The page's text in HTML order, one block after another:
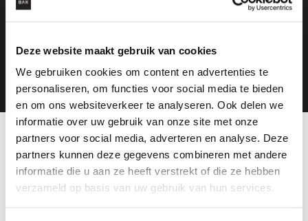
Deze website maakt gebruik van cookies
We gebruiken cookies om content en advertenties te
personaliseren, om functies voor social media te bieden
en om ons websiteverkeer te analyseren. Ook delen we
informatie over uw gebruik van onze site met onze
partners voor social media, adverteren en analyse. Deze
partners kunnen deze gegevens combineren met andere
informatie die u aan ze heeft verstrekt of die ze hebben
verzameld op basis van uw gebruik van hun services.
NICOLE VAN GURP
NEEM GERUST CONTACT OP
Telefoon:0314 - 375 514